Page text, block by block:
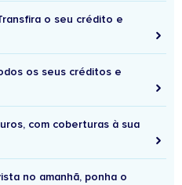
o seu crédito e
os seus créditos e
com coberturas à sua
no amanhã, ponha o